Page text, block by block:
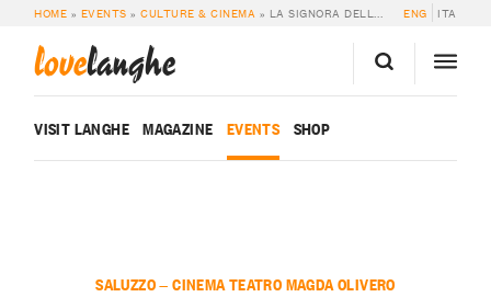
HOME » EVENTS »CULTURE & CINEMA » LA SIGNORA DELLE CAMELIE ENG ITA
lovelanghe
VISIT LANGHE MAGAZINE EVENTS SHOP
SALUZZO — CINEMA TEATRO MAGDA OLIVERO